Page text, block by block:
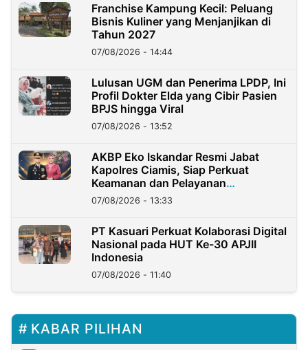
Franchise Kampung Kecil: Peluang
Bisnis Kuliner yang Menjanjikan di
Tahun 2027
07/08/2026 - 14:44
Lulusan UGM dan Penerima LPDP, Ini
Profil Dokter Elda yang Cibir Pasien
BPJS hingga Viral
07/08/2026 - 13:52
AKBP Eko Iskandar Resmi Jabat
Kapolres Ciamis, Siap Perkuat
Keamanan dan Pelayanan
Masyarakat
07/08/2026 - 13:33
PT Kasuari Perkuat Kolaborasi Digital
Nasional pada HUT Ke-30 APJII
Indonesia
07/08/2026 - 11:40
KABAR PILIHAN